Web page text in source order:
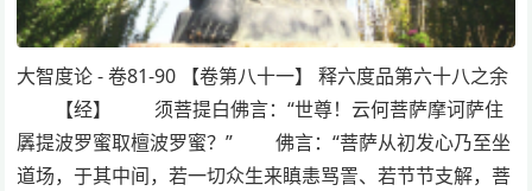
大智度论 - 卷81-90 【卷第八十一】 释六度品第六十八之余
【经】 须菩提白佛言：“世尊！云何菩萨摩诃萨住
羼提波罗蜜取檀波罗蜜？” 佛言：“菩萨从初发心乃至坐
道场，于其中间，若一切众生来瞋恚骂詈、若节节支解，菩